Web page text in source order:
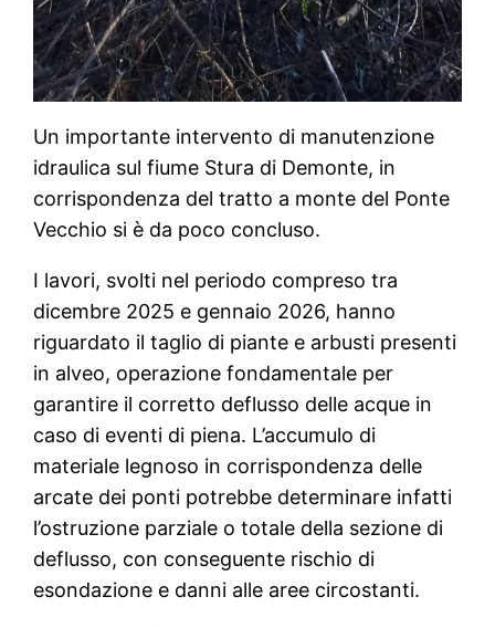
Un importante intervento di manutenzione
idraulica sul fiume Stura di Demonte, in
corrispondenza del tratto a monte del Ponte
Vecchio si è da poco concluso.
I lavori, svolti nel periodo compreso tra
dicembre 2025 e gennaio 2026, hanno
riguardato il taglio di piante e arbusti presenti
in alveo, operazione fondamentale per
garantire il corretto deflusso delle acque in
caso di eventi di piena. L’accumulo di
materiale legnoso in corrispondenza delle
arcate dei ponti potrebbe determinare infatti
l’ostruzione parziale o totale della sezione di
deflusso, con conseguente rischio di
esondazione e danni alle aree circostanti.